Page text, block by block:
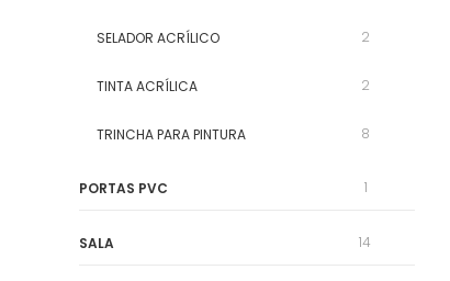
SELADOR ACRÍLICO 2
TINTA ACRÍLICA 2
TRINCHA PARA PINTURA 8
PORTAS PVC 1
SALA 14